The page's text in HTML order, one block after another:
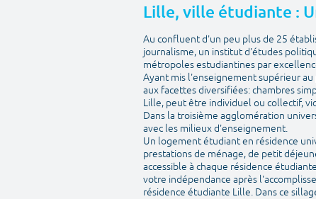
Lille, ville étudiante :
Au confluent d'un peu plus de 25
journalisme, un institut d'études
métropoles estudiantines par
Ayant mis l'enseignement supérieur
aux facettes diversifiées: chambres
Lille, peut être individuel ou collectif,
Dans la troisième agglomération
avec les milieux d'enseignement.
Un logement étudiant en résidence
prestations de ménage, de petit
accessible à chaque résidence
votre indépendance après
résidence étudiante Lille. Dans ce